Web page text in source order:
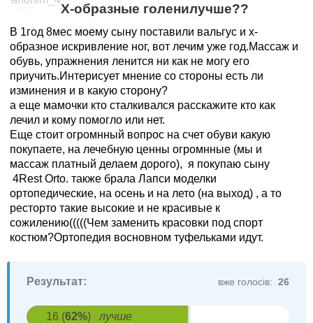
X-образные голенилучше??
В 1год 8мес моему сыну поставили вальгус и х-
образное искривление ног, вот лечим уже год.Массаж и
обувь, упражнения ленится ни как не могу его
приучить.Интерисует мнение со стороны есть ли
изминения и в какую сторону?
а еще мамочки кто сталкивался расскажите кто как
лечил и кому помогло или нет.
Еще стоит огромнный вопрос на счет обуви какую
покупаете, на лечебную ценны огромнные (мы и
массаж платный делаем дорого), я покупаю сыну
4Rest Orto. также брала Лапси моделки
ортопедические, на осень и на лето (на выход) , а то
ресторто такие высокие и не красивые к
сожилению(((((Чем заменить красовки под спорт
костюм?Ортопедия восновном туфельками идут.
Результат: вже голосів: 26
16 (62%) лучше